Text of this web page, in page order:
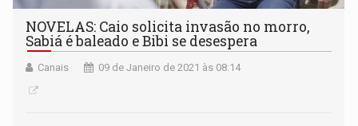
NOVELAS: Caio solicita invasão no morro,
Sabiá é baleado e Bibi se desespera
Canais 09 de Janeiro de 2021 às 08:14